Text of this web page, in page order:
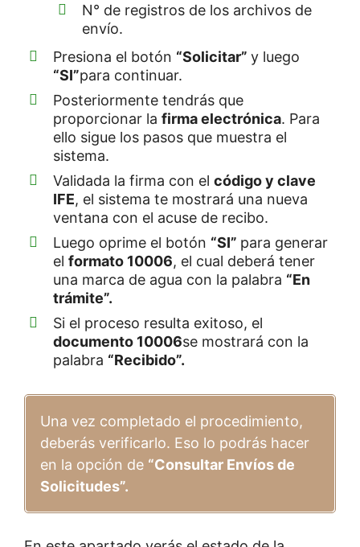
N° de registros de los archivos de
envío.
Presiona el botón “Solicitar” y luego
“SI”para continuar.
Posteriormente tendrás que
proporcionar la firma electrónica. Para
ello sigue los pasos que muestra el
sistema.
Validada la firma con el código y clave
IFE, el sistema te mostrará una nueva
ventana con el acuse de recibo.
Luego oprime el botón “SI” para generar
el formato 10006, el cual deberá tener
una marca de agua con la palabra “En
trámite”.
Si el proceso resulta exitoso, el
documento 10006se mostrará con la
palabra “Recibido”.
Una vez completado el procedimiento,
deberás verificarlo. Eso lo podrás hacer
en la opción de “Consultar Envíos de
Solicitudes”.